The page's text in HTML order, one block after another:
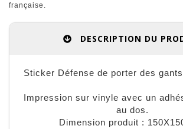
française.
DESCRIPTION DU
Sticker Défense de porter des
Impression sur vinyle avec un
au dos.
Dimension produit :